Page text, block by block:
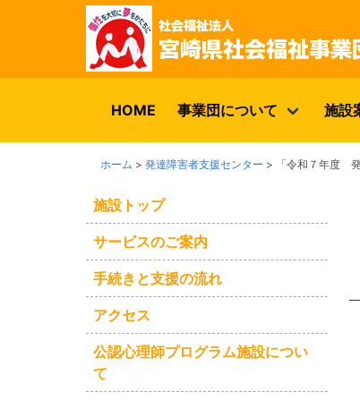
HOME 事業団について 施設
ホーム > 発達障害者支援センター > 「令和７年度
施設トップ
サービスのご案内
手続きと支援の流れ
アクセス
公認心理師プログラム施設につい
て